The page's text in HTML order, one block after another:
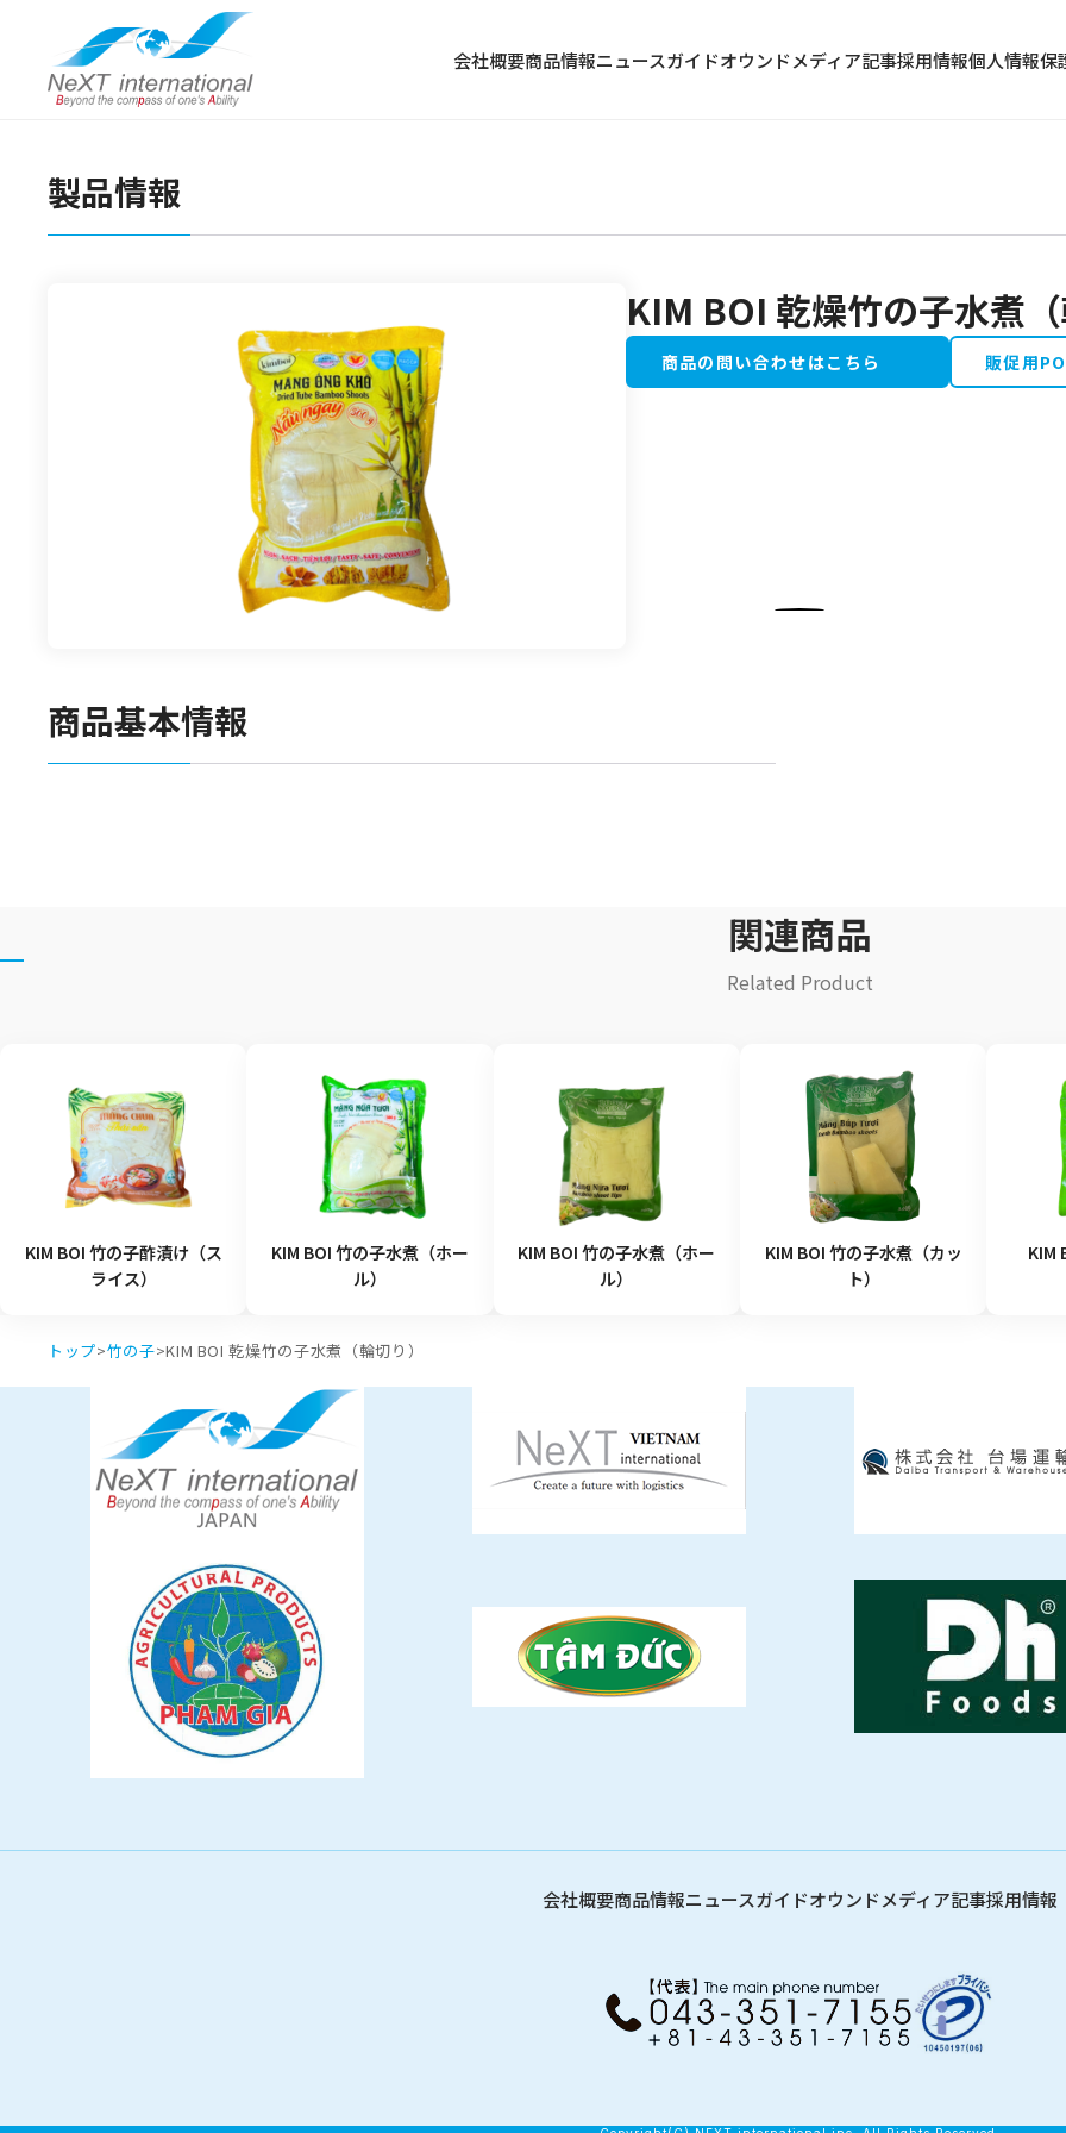
会社概要商品情報ニュースガイドオウンドメディア記事採用情報個人情報保
冷蔵食品
水産加工品
製品情報
KIM BOI 乾燥竹の子水煮（
商品の問い合わせはこちら 販促用
商品基本情報
関連商品
Related Product
KIM BOI 竹の子酢漬け（ス
ライス）
KIM BOI 竹の子水煮（ホー
ル）
KIM BOI 竹の子水煮（ホー
ル）
KIM BOI 竹の子水煮（カッ
ト）
KIM
トップ>竹の子>KIM BOI 乾燥竹の子水煮（輪切り）
会社概要商品情報ニュースガイドオウンドメディア記事採用情報